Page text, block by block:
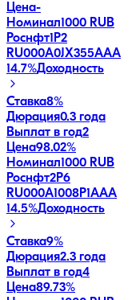
Цена-
Номинал1000 RUB
Роснфт1P2
RU000A0JX355AAA
14.7%Доходность
Ставка8%
Дюрация0.3 года
Выплат в год2
Цена98.02%
Номинал1000 RUB
Роснфт2P6
RU000A1008P1AAA
14.5%Доходность
Ставка9%
Дюрация2.3 года
Выплат в год4
Цена89.73%